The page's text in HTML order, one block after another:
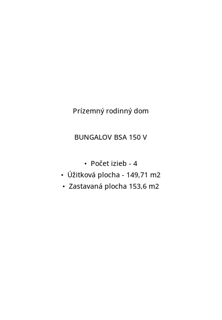
Prízemný rodinný dom
BUNGALOV BSA 150 V
• Počet izieb - 4
• Úžitková plocha - 149,71 m2
• Zastavaná plocha 153,6 m2